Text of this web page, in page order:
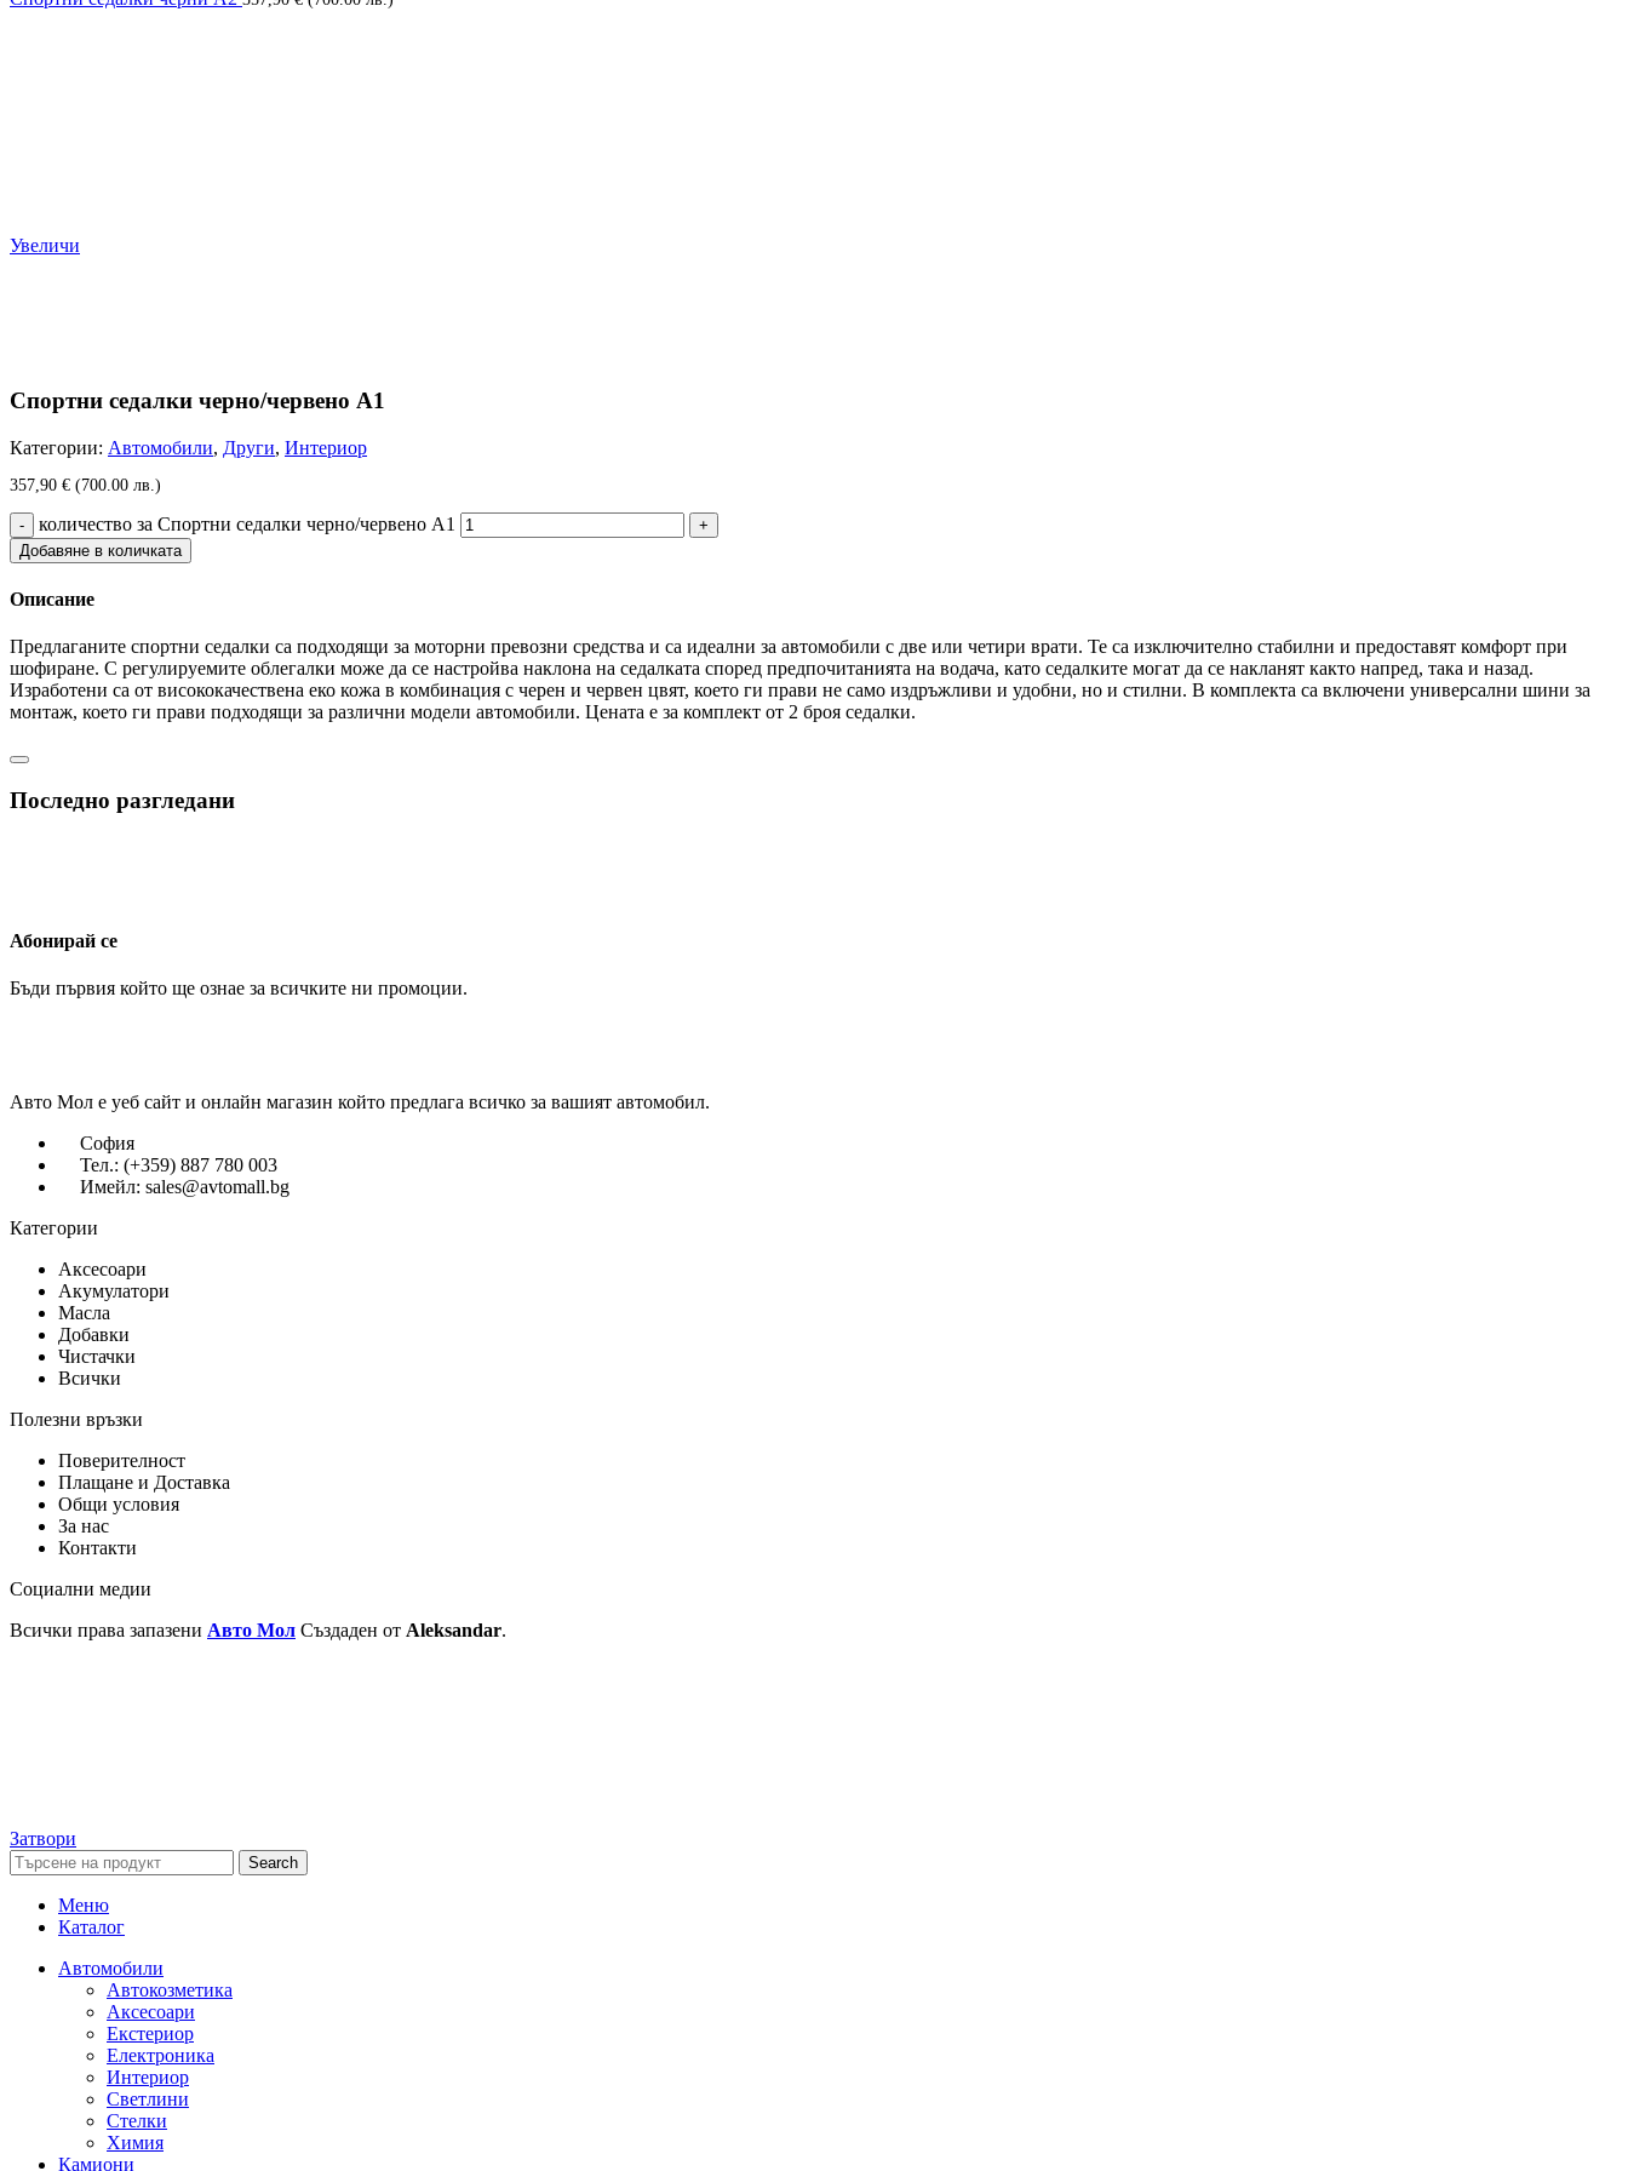
Увеличи
Спортни седалки черно/червено А1
Категории: Автомобили, Други, Интериор
357,90 € (700.00 лв.)
количество за Спортни седалки черно/червено А1
Добавяне в количката
Описание
Предлаганите спортни седалки са подходящи за моторни превозни средства и са идеални за автомобили с две или четири врати. Те са изключително стабилни и предоставят комфорт при
шофиране. С регулируемите облегалки може да се настройва наклона на седалката според предпочитанията на водача, като седалките могат да се накланят както напред, така и назад.
Изработени са от висококачествена еко кожа в комбинация с черен и червен цвят, което ги прави не само издръжливи и удобни, но и стилни. В комплекта са включени универсални шини за
монтаж, което ги прави подходящи за различни модели автомобили. Цената е за комплект от 2 броя седалки.
Последно разгледани
Абонирай се
Бъди първия който ще ознае за всичките ни промоции.
Авто Мол е уеб сайт и онлайн магазин който предлага всичко за вашият автомобил.
София
Тел.: (+359) 887 780 003
Имейл: sales@avtomall.bg
Категории
Аксесоари
Акумулатори
Масла
Добавки
Чистачки
Всички
Полезни връзки
Поверителност
Плащане и Доставка
Общи условия
За нас
Контакти
Социални медии
Всички права запазени Авто Мол Създаден от Aleksandar.
Затвори
Search
Меню
Каталог
Автомобили
Автокозметика
Аксесоари
Екстериор
Електроника
Интериор
Светлини
Стелки
Химия
Камиони